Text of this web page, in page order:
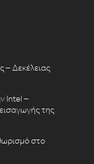
– Δεκέλειας
Intel –
της
στο